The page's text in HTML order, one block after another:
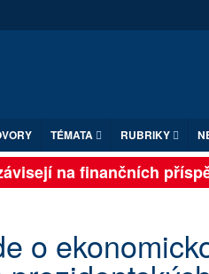
TÉMATA RUBRIKY
na finančních
o